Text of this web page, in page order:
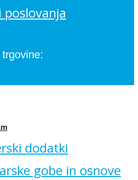
poslovanja
dodatki
gobe in osnove